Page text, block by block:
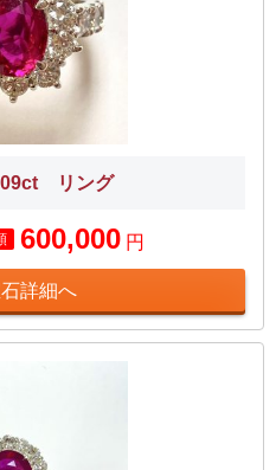
リング
600,000円
詳細へ